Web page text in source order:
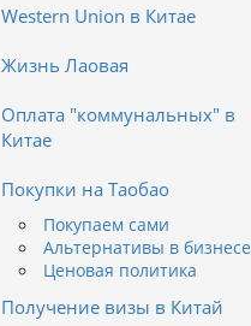
Western Union в Китае
Жизнь Лаовая
Оплата "коммунальных" в
Китае
Покупки на Таобао
Покупаем сами
Альтернативы в бизнесе
Ценовая политика
Получение визы в Китай